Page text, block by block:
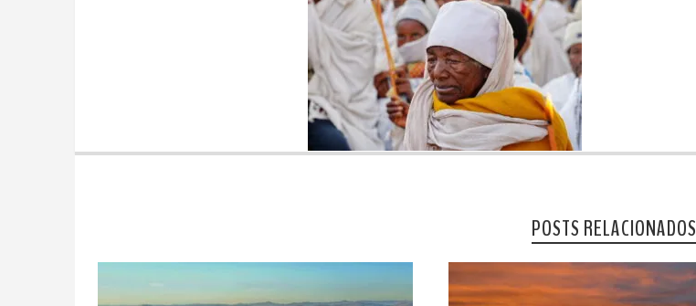
POSTS RELACIONADOS